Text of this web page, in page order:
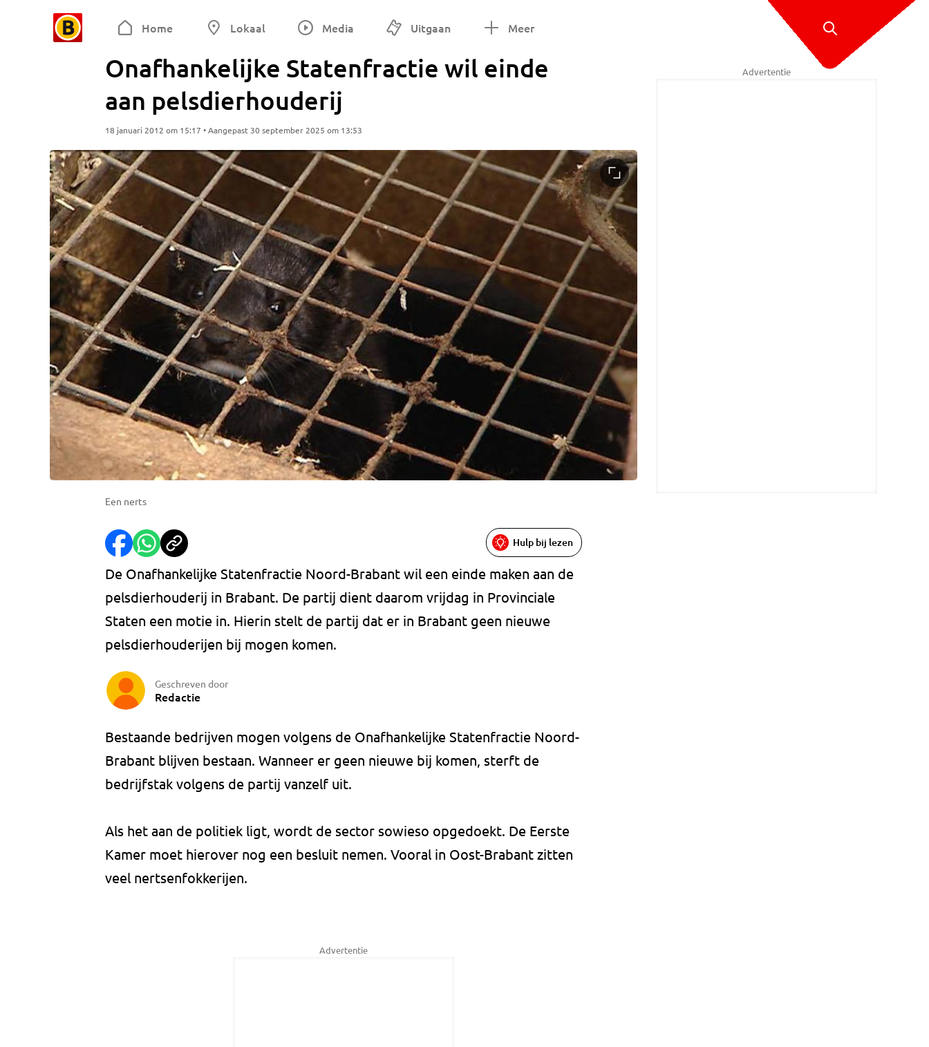
Home Lokaal Media Uitgaan Meer
Onafhankelijke Statenfractie wil einde
aan pelsdierhouderij
18 januari 2012 om 15:17 • Aangepast 30 september 2025 om 13:53
Een nerts
Hulp bij lezen
De Onafhankelijke Statenfractie Noord-Brabant wil een einde maken aan de
pelsdierhouderij in Brabant. De partij dient daarom vrijdag in Provinciale
Staten een motie in. Hierin stelt de partij dat er in Brabant geen nieuwe
pelsdierhouderijen bij mogen komen.
Geschreven door
Redactie
Bestaande bedrijven mogen volgens de Onafhankelijke Statenfractie Noord-
Brabant blijven bestaan. Wanneer er geen nieuwe bij komen, sterft de
bedrijfstak volgens de partij vanzelf uit.
Als het aan de politiek ligt, wordt de sector sowieso opgedoekt. De Eerste
Kamer moet hierover nog een besluit nemen. Vooral in Oost-Brabant zitten
veel nertsenfokkerijen.
Advertentie
Advertentie